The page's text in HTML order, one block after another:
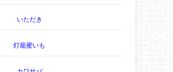
いただき
灯籠蜜いも